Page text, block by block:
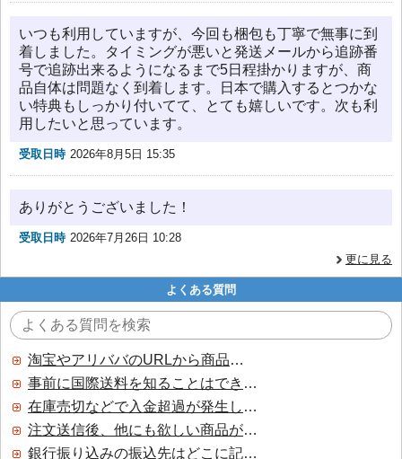
いつも利用していますが、今回も梱包も丁寧で無事に到
着しました。タイミングが悪いと発送メールから追跡番
号で追跡出来るようになるまで5日程掛かりますが、商
品自体は問題なく到着します。日本で購入するとつかな
い特典もしっかり付いてて、とても嬉しいです。次も利
用したいと思っています。
受取日時 2026年8月5日 15:35
ありがとうございました！
受取日時 2026年7月26日 10:28
更に見る
よくある質問
淘宝やアリババのURLから商品を探すことはできますか？
事前に国際送料を知ることはできますか？
在庫売切などで入金超過が発生した場合はいつ返金されますか？
注文送信後、他にも欲しい商品が見つかった場合、追加注文できますか？
銀行振り込みの振込先はどこに記載されていますか？